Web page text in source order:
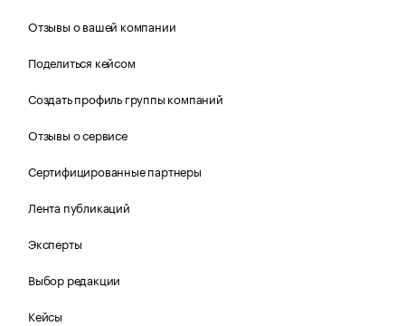
Отзывы о вашей компании
Поделиться кейсом
Создать профиль группы компаний
Отзывы о сервисе
Сертифицированные партнеры
Лента публикаций
Эксперты
Выбор редакции
Кейсы